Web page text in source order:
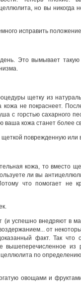
но вы никогда
исправить положение.
Это вымывает такую
щетку из
кожа не покраснеет.
с горстью сахарного
ваша кожа станет более
поврежденную или
кожа, то вместо
ли вы
что помогает не
(и успешно внедряют в
от
факт. Так что
вышеперечисленное из
по
овощами и